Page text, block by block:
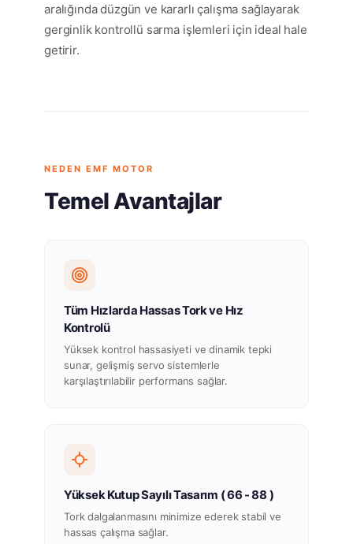
aralığında düzgün ve kararlı çalışma sağlayarak
gerginlik kontrollü sarma işlemleri için ideal hale
getirir.
NEDEN EMF MOTOR
Temel Avantajlar
Tüm Hızlarda Hassas Tork ve Hız
Kontrolü
Yüksek kontrol hassasiyeti ve dinamik tepki
sunar, gelişmiş servo sistemlerle
karşılaştırılabilir performans sağlar.
Yüksek Kutup Sayılı Tasarım ( 66 - 88 )
Tork dalgalanmasını minimize ederek stabil ve
hassas çalışma sağlar.